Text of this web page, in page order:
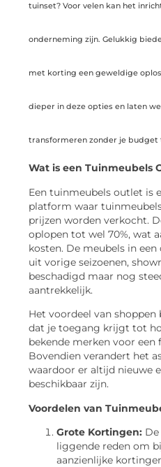
tuinset? Voor velen kan het
onderneming zijn. Gelukkig
met korting een geweldige
dieper in deze opties en laten
transformeren zonder je budget
Wat is een Tuinmeubels
Een tuinmeubels outlet is
platform waar
prijzen worden verkocht.
oplopen tot wel 70%, wat
kosten. De meubels in
uit vorige seizoenen,
beschadigd maar nog
aantrekkelijk.
Het voordeel van
dat je toegang krijgt tot
bekende merken voor een
Bovendien verandert het
waardoor er altijd nieuwe
beschikbaar zijn.
Voordelen van
Grote Kortingen:
liggende reden om
aanzienlijke